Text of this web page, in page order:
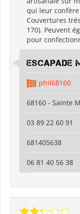
qui leur
Couvertures
170). Peuvent
pour
ESCAPADE
phil68160
68160 - Sainte
03 89 22 60 91
681405638
06 81 40 56 38